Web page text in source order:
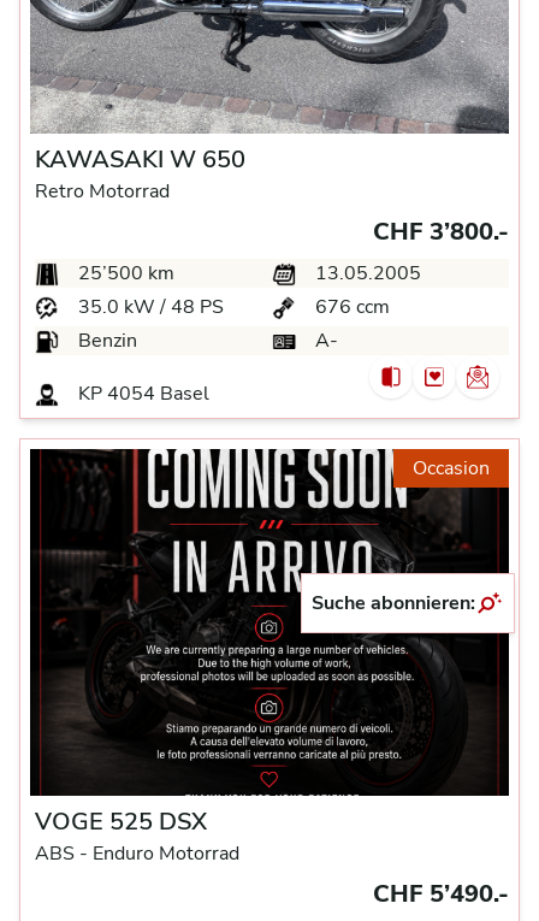
KAWASAKI W 650
Retro Motorrad
CHF 3’800.-
25’500 km
13.05.2005
35.0 kW / 48 PS
676 ccm
Benzin
A-
KP4054 Basel
Occasion
VOGE 525 DSX
ABS - Enduro Motorrad
CHF 5’490.-
Suche abonnieren: